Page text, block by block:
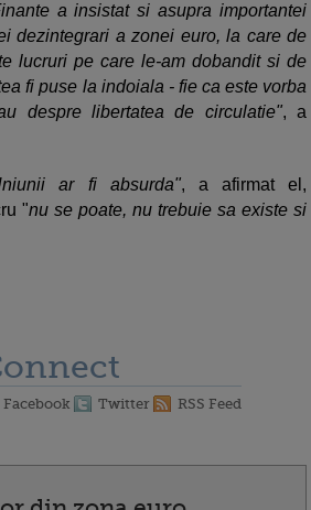
a insistat si asupra importantei
dezintegrari a zonei euro, la care de
lucruri pe care le-am dobandit si de
fi puse la indoiala - fie ca este vorba
despre libertatea de circulatie", a
ar fi absurda", a afirmat el,
"nu se poate, nu trebuie sa existe si
Facebook Twitter RSS Feed